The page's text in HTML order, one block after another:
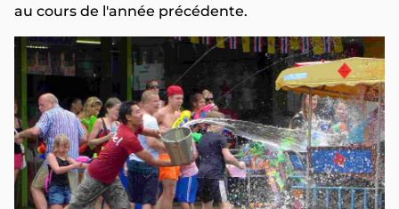
au cours de l'année précédente.